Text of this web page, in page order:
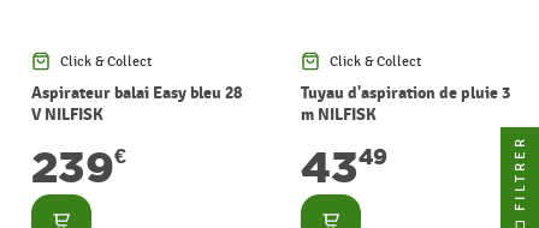
Click & Collect
Aspirateur balai Easy bleu 28
V NILFISK
239€
Consulter
Click & Collect
Tuyau d'aspiration de pluie 3
m NILFISK
4349
Consulter
FILTRER